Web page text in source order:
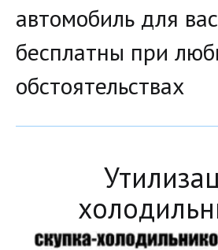
автомобиль для
бесплатны при
обстоятельствах